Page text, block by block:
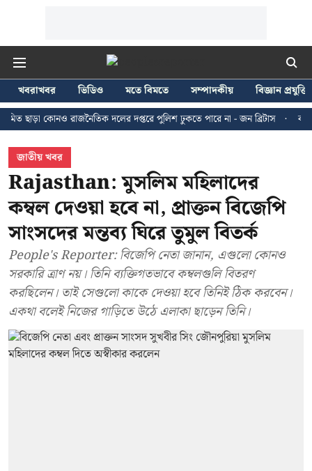
খবরাখবর ভিডিও মতে বিমতে সম্পাদকীয়
বিজ্ঞান প্রযুক্তি
কোনও রাজনৈতিক দলের দপ্তরে পুলিশ ঢুকতে পারে না - জন ব্রিটাস
কলকাতায় ২৪
জাতীয় খবর
Rajasthan: মুসলিম মহিলাদের
কম্বল দেওয়া হবে না, প্রাক্তন বিজেপি
সাংসদের মন্তব্য ঘিরে তুমুল বিতর্ক
People's Reporter: বিজেপি নেতা জানান, এগুলো কোনও
সরকারি ত্রাণ নয়। তিনি ব্যক্তিগতভাবে কম্বলগুলি বিতরণ
করছিলেন। তাই সেগুলো কাকে দেওয়া হবে তিনিই ঠিক করবেন।
একথা বলেই নিজের গাড়িতে উঠে এলাকা ছাড়েন তিনি।